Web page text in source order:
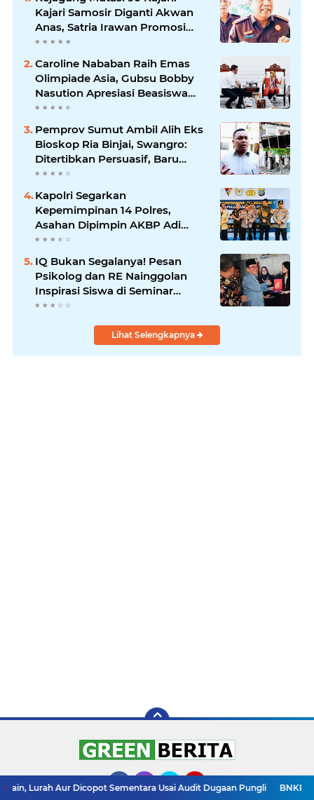
Kajari Samosir Diganti Akwan
Anas, Satria Irawan Promosi
Kemana?
Caroline Nababan Raih Emas
Olimpiade Asia, Gubsu Bobby
Nasution Apresiasi Beasiswa
dan Bimbel
Pemprov Sumut Ambil Alih Eks
Bioskop Ria Binjai, Swangro:
Ditertibkan Persuasif, Baru
Kelola dengan Baik
Kapolri Segarkan
Kepemimpinan 14 Polres,
Asahan Dipimpin AKBP Adi
Dharma Pramudhita
IQ Bukan Segalanya! Pesan
Psikolog dan RE Nainggolan
Inspirasi Siswa di Seminar
MPKW
Lihat Selengkapnya
Dicopot Sementara Usai Audit Dugaan Pungli BNKP Temui Gubsu